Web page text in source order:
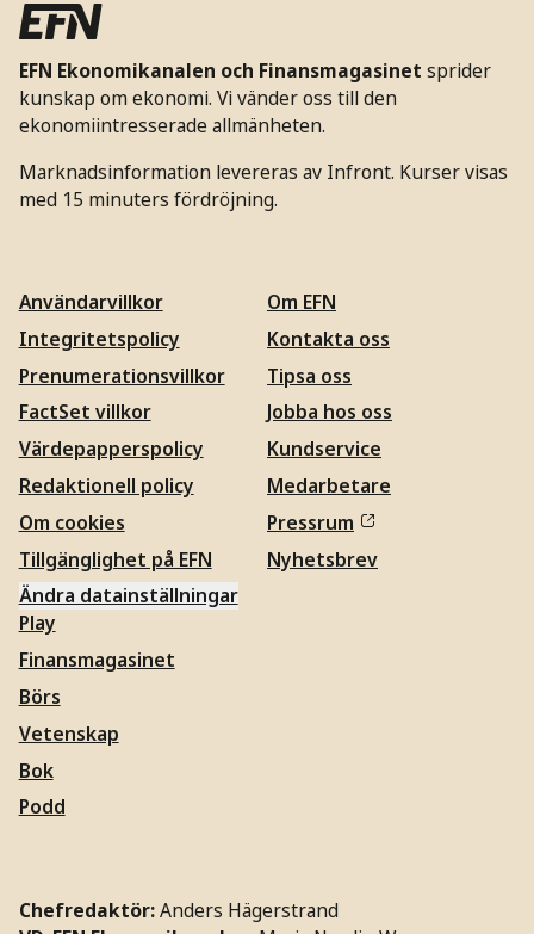
EFN Ekonomikanalen och Finansmagasinet sprider
kunskap om ekonomi. Vi vänder oss till den
ekonomiintresserade allmänheten.
Marknadsinformation levereras av Infront. Kurser visas
med 15 minuters fördröjning.
Användarvillkor
Integritetspolicy
Prenumerationsvillkor
FactSet villkor
Värdepapperspolicy
Redaktionell policy
Om cookies
Tillgänglighet på EFN
Ändra datainställningar
Om EFN
Kontakta oss
Tipsa oss
Jobba hos oss
Kundservice
Medarbetare
Pressrum
Nyhetsbrev
Play
Finansmagasinet
Börs
Vetenskap
Bok
Podd
Chefredaktör:Anders Hägerstrand